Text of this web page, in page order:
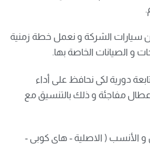
سيارات الشركة و نعمل خطة زمنية
و الصيانات الخاصة بها.
دورية لكى نحافظ على أداء
مفاجئة و ذلك بالتنسيق مع
و الأنسب ( الاصلية - هاى كوبى -